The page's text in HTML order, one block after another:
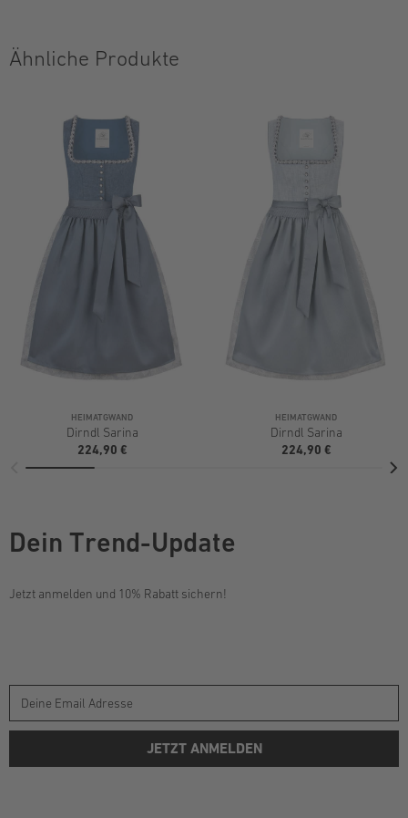
Ähnliche Produkte
HEIMATGWAND
Dirndl Sarina
224,90 €
HEIMATGWAND
Dirndl Sarina
224,90 €
Dein Trend-Update
Jetzt anmelden und 10% Rabatt sichern!
JETZT ANMELDEN